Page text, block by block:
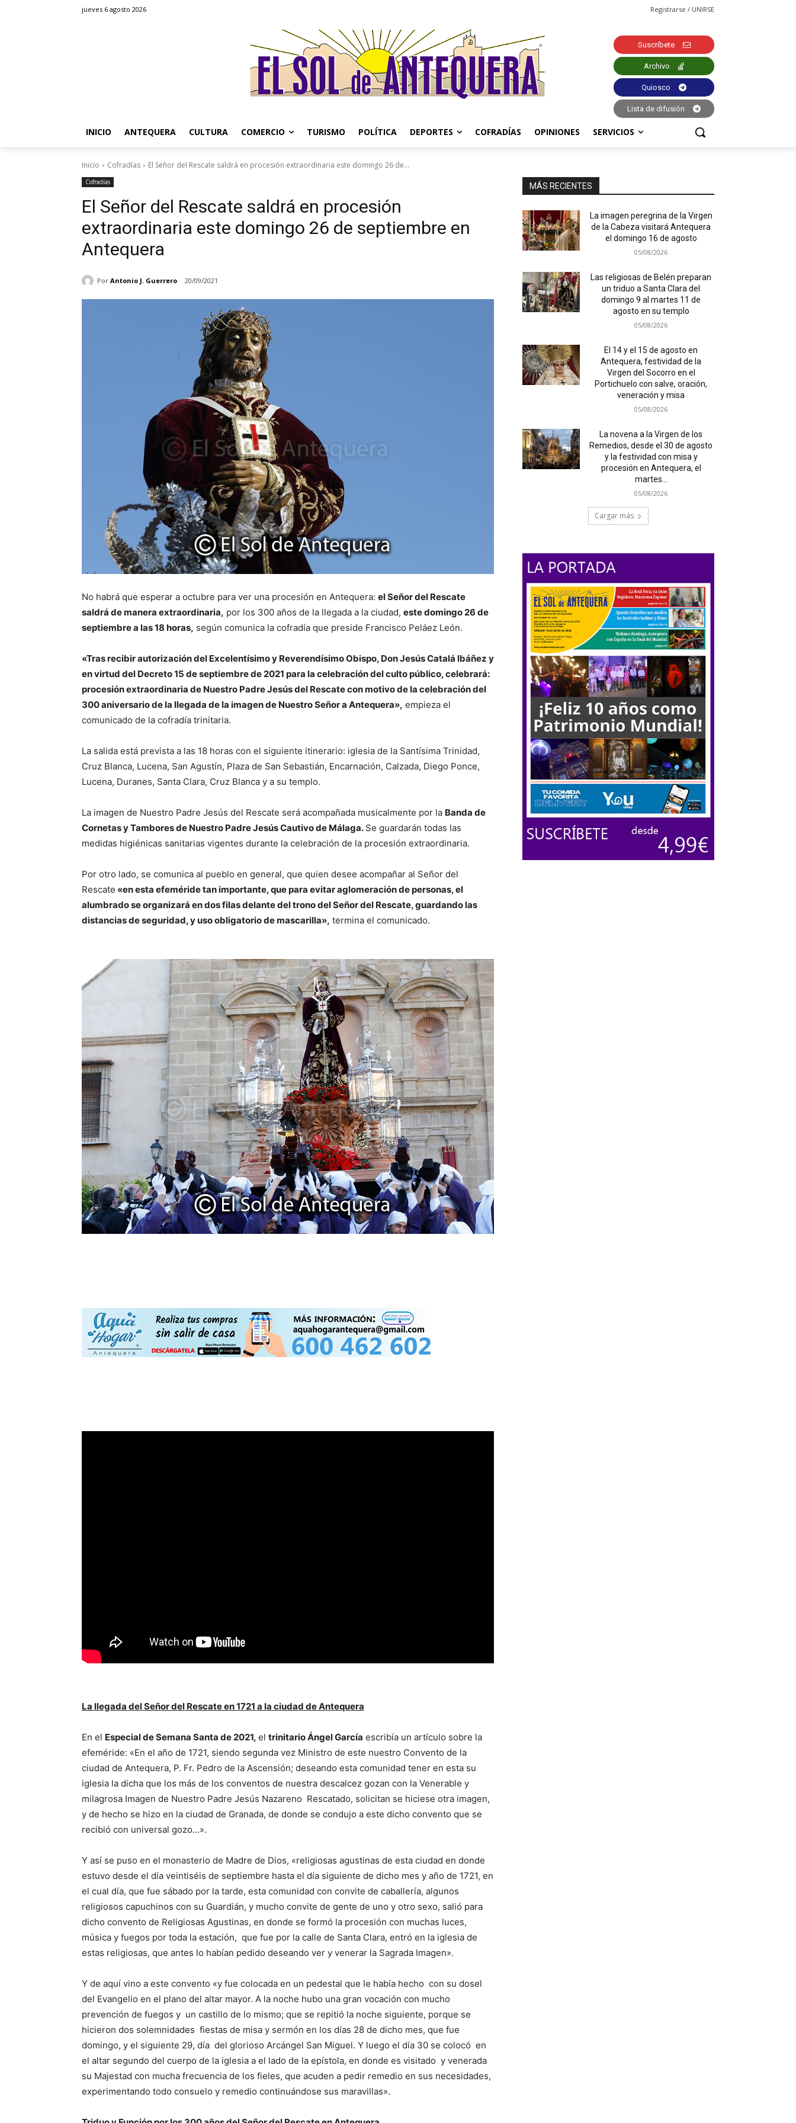
jueves 6 agosto 2026 Registrarse / UNIRSE
Suscríbete
Archivo
Quiosco
Lista de difusión
INICIO ANTEQUERA CULTURA COMERCIO TURISMO POLÍTICA DEPORTES COFRADÍAS OPINIONES SERVICIOS
Inicio Cofradías El Señor del Rescate saldrá en procesión extraordinaria este domingo 26 de...
Cofradías
El Señor del Rescate saldrá en procesión
extraordinaria este domingo 26 de septiembre en
Antequera
Por Antonio J. Guerrero 20/09/2021
No habrá que esperar a octubre para ver una procesión en Antequera: el Señor del Rescate
saldrá de manera extraordinaria, por los 300 años de la llegada a la ciudad, este domingo 26 de
septiembre a las 18 horas, según comunica la cofradía que preside Francisco Peláez León.
«Tras recibir autorización del Excelentísimo y Reverendísimo Obispo, Don Jesús Catalá lbáñez y
en virtud del Decreto 15 de septiembre de 2021 para la celebración del culto público, celebrará:
procesión extraordinaria de Nuestro Padre Jesús del Rescate con motivo de la celebración del
300 aniversario de la llegada de la imagen de Nuestro Señor a Antequera», empieza el
comunicado de la cofradía trinitaria.
La salida está prevista a las 18 horas con el siguiente itinerario: iglesia de la Santísima Trinidad,
Cruz Blanca, Lucena, San Agustín, Plaza de San Sebastián, Encarnación, Calzada, Diego Ponce,
Lucena, Duranes, Santa Clara, Cruz Blanca y a su templo.
La imagen de Nuestro Padre Jesús del Rescate será acompañada musicalmente por la Banda de
Cornetas y Tambores de Nuestro Padre Jesús Cautivo de Málaga. Se guardarán todas las
medidas higiénicas sanitarias vigentes durante la celebración de la procesión extraordinaria.
Por otro lado, se comunica al pueblo en general, que quien desee acompañar al Señor del
Rescate «en esta efeméride tan importante, que para evitar aglomeración de personas, el
alumbrado se organizará en dos filas delante del trono del Señor del Rescate, guardando las
distancias de seguridad, y uso obligatorio de mascarilla», termina el comunicado.
La llegada del Señor del Rescate en 1721 a la ciudad de Antequera
En el Especial de Semana Santa de 2021, el trinitario Ángel García escribía un artículo sobre la
efeméride: «En el año de 1721, siendo segunda vez Ministro de este nuestro Convento de la
ciudad de Antequera, P. Fr. Pedro de la Ascensión; deseando esta comunidad tener en esta su
iglesia la dicha que los más de los conventos de nuestra descalcez gozan con la Venerable y
milagrosa Imagen de Nuestro Padre Jesús Nazareno Rescatado, solicitan se hiciese otra imagen,
y de hecho se hizo en la ciudad de Granada, de donde se condujo a este dicho convento que se
recibió con universal gozo…».
Y así se puso en el monasterio de Madre de Dios, «religiosas agustinas de esta ciudad en donde
estuvo desde el día veintiséis de septiembre hasta el día siguiente de dicho mes y año de 1721, en
el cual día, que fue sábado por la tarde, esta comunidad con convite de caballería, algunos
religiosos capuchinos con su Guardián, y mucho convite de gente de uno y otro sexo, salió para
dicho convento de Religiosas Agustinas, en donde se formó la procesión con muchas luces,
música y fuegos por toda la estación, que fue por la calle de Santa Clara, entró en la iglesia de
estas religiosas, que antes lo habían pedido deseando ver y venerar la Sagrada Imagen».
Y de aquí vino a este convento «y fue colocada en un pedestal que le había hecho con su dosel
del Evangelio en el plano del altar mayor. A la noche hubo una gran vocación con mucho
prevención de fuegos y un castillo de lo mismo; que se repitió la noche siguiente, porque se
hicieron dos solemnidades fiestas de misa y sermón en los días 28 de dicho mes, que fue
domingo, y el siguiente 29, día del glorioso Arcángel San Miguel. Y luego el día 30 se colocó en
el altar segundo del cuerpo de la iglesia a el lado de la epístola, en donde es visitado y venerada
su Majestad con mucha frecuencia de los fieles, que acuden a pedir remedio en sus necesidades,
experimentando todo consuelo y remedio continuándose sus maravillas».
MÁS RECIENTES
La imagen peregrina de la Virgen
de la Cabeza visitará Antequera
el domingo 16 de agosto
05/08/2026
Las religiosas de Belén preparan
un triduo a Santa Clara del
domingo 9 al martes 11 de
agosto en su templo
05/08/2026
El 14 y el 15 de agosto en
Antequera, festividad de la
Virgen del Socorro en el
Portichuelo con salve, oración,
veneración y misa
05/08/2026
La novena a la Virgen de los
Remedios, desde el 30 de agosto
y la festividad con misa y
procesión en Antequera, el
martes...
05/08/2026
Cargar más